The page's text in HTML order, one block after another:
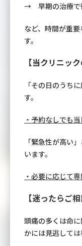
→ 早期の治療で
など、時間が重
す。
【当クリニック
「その日のうち
す。
・予約なしでも
「緊急性が高い
います。
・必要に応じて
【迷ったらご
頭痛の多くは命
かには見逃しては